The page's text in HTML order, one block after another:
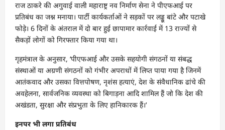
राज ठाकरे की अगुवाई वाली महाराष्ट्र नव निर्माण सेना ने पीएफआई पर
प्रतिबंध का जश्न मनाया। पार्टी कार्यकर्ताओं ने सड़कों पर लड्डू बांटे और पटाखे
फोड़े। 6 दिनों के अंतराल में दो बार हुई छापामार कार्रवाई में 13 राज्यों से
सैकड़ों लोगों को गिरफ्तार किया गया था।
गृहमंत्राल के अनुसार, ‘पीएफआई और उसके सहयोगी संगठनों या संबद्ध
संस्थाओं या अग्रणी संगठनों को गंभीर अपराधों में लिप्त पाया गया है जिनमें
आतंकवाद और उसका वित्तपोषण, नृशंस हत्याएं, देश के संवैधानिक ढांचे की
अवहेलना, सार्वजनिक व्यवस्था को बिगाड़ना आदि शामिल हैं जो कि देश की
अखंडता, सुरक्षा और संप्रभुता के लिए हानिकारक हैं।’
इनपर भी लगा प्रतिबंध